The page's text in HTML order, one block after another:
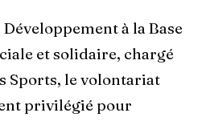
à la Base
et solidaire, chargé
Sports, le volontariat
privilégié pour